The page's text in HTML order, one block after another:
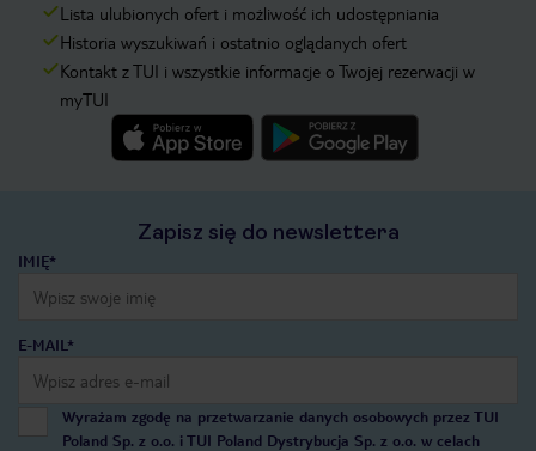
Lista ulubionych ofert i możliwość ich udostępniania
Historia wyszukiwań i ostatnio oglądanych ofert
Kontakt z TUI i wszystkie informacje o Twojej rezerwacji w
myTUI
Zapisz się do newslettera
IMIĘ*
E-MAIL*
Wyrażam zgodę na przetwarzanie danych osobowych przez TUI
Poland Sp. z o.o. i TUI Poland Dystrybucja Sp. z o.o. w celach